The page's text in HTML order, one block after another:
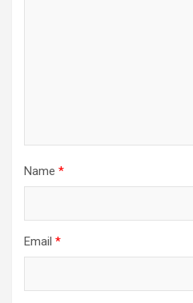
Name *
Email *